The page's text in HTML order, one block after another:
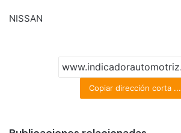
NISSAN
Copiar dirección corta ...